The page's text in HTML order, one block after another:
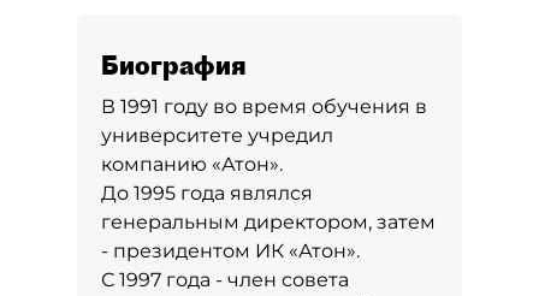
Биография
В 1991 году во время обучения в
университете учредил
компанию «Атон».
До 1995 года являлся
генеральным директором, затем
- президентом ИК «Атон».
С 1997 года - член совета